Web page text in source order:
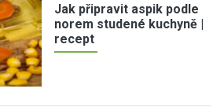
Jak připravit aspik podle
norem studené kuchyně |
recept